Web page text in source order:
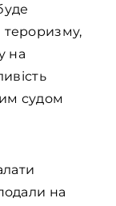
на
судом
на